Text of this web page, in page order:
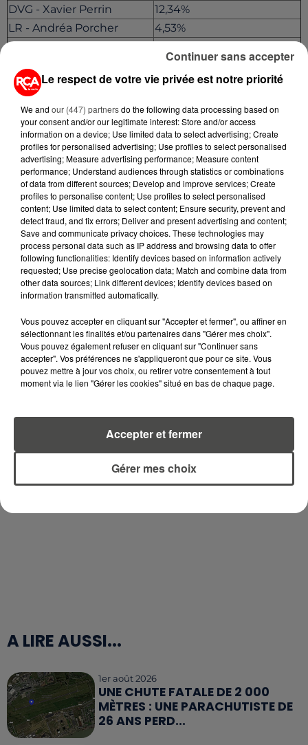
DVG - Xavier Perrin
12,34%
LR - Andréa Porcher
4,53%
Reconquête - Frédérica
2,53%
9e circonscription
Résultats
NUPES - Hélène Macon
28,60%
Ensemble - Yannick
Haury
25,59%
RN - Bastian Maldiney
17,67%
DVC - Paul Brounais
11,42%
UDI - Alain Le Coz
5,90%
Reconquête - Alain
Chomard
3,22%
10e circonscription
Résultats
Errante
31,49%
NUPES - Bruno Cailleteau 29,99%
LR - Charlotte Luquiau
15,04%
RN - Geneviève
Reconquête - Sabine
3,17%
DVG - Guillaume Bonamy 2,25%
A LIRE AUSSI...
1er août 2026
UNE CHUTE FATALE DE 2 000
MÈTRES : UNE PARACHUTISTE DE
26 ANS PERD...
Le respect de votre vie privée est notre priorité
We and our (447) partnersdo the following data processing based on
your consent and/or our legitimate interest: Store and/or access
information on a device; Use limited data to select advertising; Create
profiles for personalised advertising; Use profiles to select personalised
advertising; Measure advertising performance; Measure content
performance; Understand audiences through statistics or combinations
of data from different sources; Develop and improve services; Create
profiles to personalise content; Use profiles to select personalised
content; Use limited data to select content; Ensure security, prevent and
detect fraud, and fix errors; Deliver and present advertising and content;
Save and communicate privacy choices. These technologies may
process personal data such as IP address and browsing data to offer
following functionalities: Identify devices based on information actively
requested; Use precise geolocation data; Match and combine data from
other data sources; Link different devices; Identify devices based on
information transmitted automatically.
Vous pouvez accepter en cliquant sur "Accepter et fermer", ou affiner en
sélectionnant les finalités et/ou partenaires dans "Gérer mes choix".
Vous pouvez également refuser en cliquant sur "Continuer sans
accepter". Vos préférences ne s'appliqueront que pour ce site. Vous
pouvez mettre à jour vos choix, ou retirer votre consentement à tout
moment via le lien "Gérer les cookies" situé en bas de chaque page.
Gérer mes choix
Accepter et fermer
Continuer sans accepter